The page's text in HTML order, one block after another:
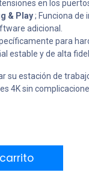
en los
& Play; Funciona de
adicional.
para
estable y de alta
su estación de
4K sin